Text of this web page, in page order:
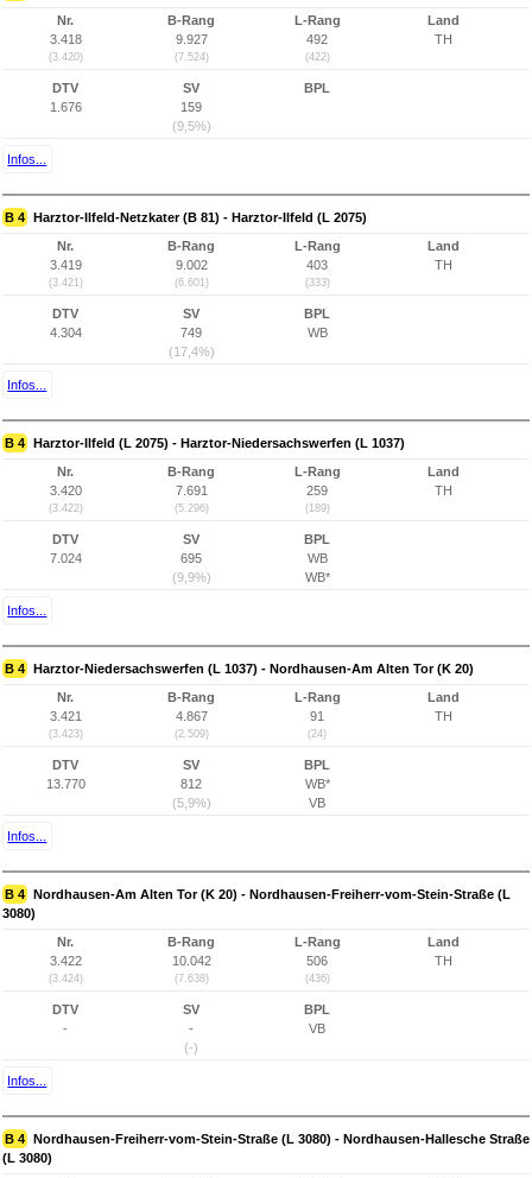
Nr.
3.418
(3.420)
B-Rang
9.927
(7.524)
L-Rang
492
(422)
Land
TH
DTV
1.676
SV
159
(9,5%)
BPL
Infos...
B 4 Harztor-Ilfeld-Netzkater (B 81) - Harztor-Ilfeld (L 2075)
Nr.
3.419
(3.421)
B-Rang
9.002
(6.601)
L-Rang
403
(333)
Land
TH
DTV
4.304
SV
749
(17,4%)
BPL
WB
Infos...
B 4 Harztor-Ilfeld (L 2075) - Harztor-Niedersachswerfen (L 1037)
Nr.
3.420
(3.422)
B-Rang
7.691
(5.296)
L-Rang
259
(189)
Land
TH
DTV
7.024
SV
695
(9,9%)
BPL
WB
WB*
Infos...
B 4 Harztor-Niedersachswerfen (L 1037) - Nordhausen-Am Alten Tor (K 20)
Nr.
3.421
(3.423)
B-Rang
4.867
(2.509)
L-Rang
91
(24)
Land
TH
DTV
13.770
SV
812
(5,9%)
BPL
WB*
VB
Infos...
B 4 Nordhausen-Am Alten Tor (K 20) - Nordhausen-Freiherr-vom-Stein-Straße (L
3080)
Nr.
3.422
(3.424)
B-Rang
10.042
(7.638)
L-Rang
506
(436)
Land
TH
DTV
-
SV
-
(-)
BPL
VB
Infos...
B 4 Nordhausen-Freiherr-vom-Stein-Straße (L 3080) - Nordhausen-Hallesche Straße
(L 3080)